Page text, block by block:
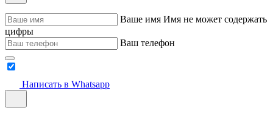
Ваше имя Имя не может содержать
цифры
Ваш телефон
Написать в Whatsapp